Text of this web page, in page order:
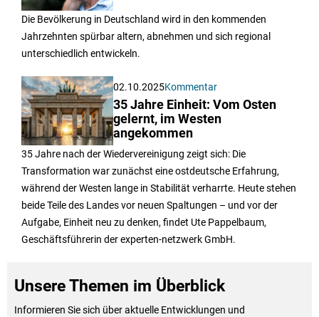
Die Bevölkerung in Deutschland wird in den kommenden
Jahrzehnten spürbar altern, abnehmen und sich regional
unterschiedlich entwickeln.
02.10.2025Kommentar
35 Jahre Einheit: Vom Osten
gelernt, im Westen
angekommen
35 Jahre nach der Wiedervereinigung zeigt sich: Die
Transformation war zunächst eine ostdeutsche Erfahrung,
während der Westen lange in Stabilität verharrte. Heute stehen
beide Teile des Landes vor neuen Spaltungen – und vor der
Aufgabe, Einheit neu zu denken, findet Ute Pappelbaum,
Geschäftsführerin der experten-netzwerk GmbH.
Unsere Themen im Überblick
Informieren Sie sich über aktuelle Entwicklungen und